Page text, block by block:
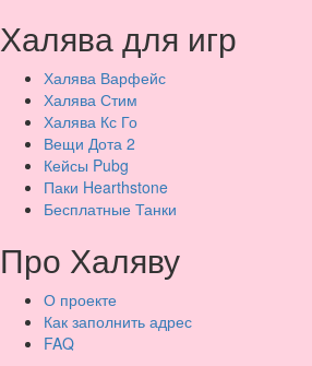
Халява для игр
Халява Варфейс
Халява Стим
Халява Кс Го
Вещи Дота 2
Кейсы Pubg
Паки Hearthstone
Бесплатные Танки
Про Халяву
О проекте
Как заполнить адрес
FAQ